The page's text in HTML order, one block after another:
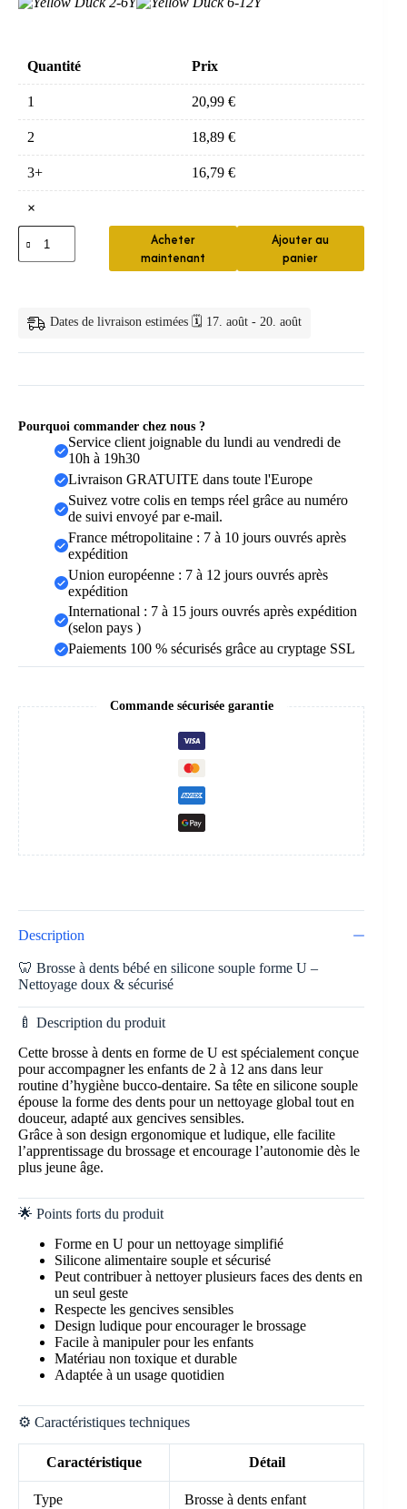
Quantité Prix
1 20,99 €
2 18,89 €
3+ 16,79 €
×
quantité
de
Brosse
Acheter
maintenant
Ajouter au
panier
Dates de livraison estimées 🗓️ 17. août - 20. août
Pourquoi commander chez nous ?
Service client joignable du lundi au vendredi de
10h à 19h30
Livraison GRATUITE dans toute l'Europe
Suivez votre colis en temps réel grâce au numéro
de suivi envoyé par e-mail.
France métropolitaine : 7 à 10 jours ouvrés après
expédition
Union européenne : 7 à 12 jours ouvrés après
expédition
International : 7 à 15 jours ouvrés après expédition
(selon pays )
Paiements 100 % sécurisés grâce au cryptage SSL
Commande sécurisée garantie
Description
🦷 Brosse à dents bébé en silicone souple forme U –
Nettoyage doux & sécurisé
🍼 Description du produit
Cette brosse à dents en forme de U est spécialement conçue
pour accompagner les enfants de 2 à 12 ans dans leur
routine d’hygiène bucco-dentaire. Sa tête en silicone souple
épouse la forme des dents pour un nettoyage global tout en
douceur, adapté aux gencives sensibles.
Grâce à son design ergonomique et ludique, elle facilite
l’apprentissage du brossage et encourage l’autonomie dès le
plus jeune âge.
🌟 Points forts du produit
Forme en U pour un nettoyage simplifié
Silicone alimentaire souple et sécurisé
Peut contribuer à nettoyer plusieurs faces des dents en
un seul geste
Respecte les gencives sensibles
Design ludique pour encourager le brossage
Facile à manipuler pour les enfants
Matériau non toxique et durable
Adaptée à un usage quotidien
⚙️ Caractéristiques techniques
Caractéristique Détail
Type Brosse à dents enfant